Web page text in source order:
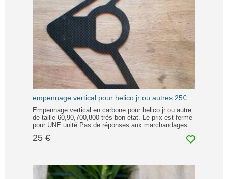
empennage vertical pour helico jr ou autres 25€
Empennage vertical en carbone pour helico jr ou autre
de taille 60,90,700,800 très bon état. Le prix est ferme
pour UNE unité.Pas de réponses aux marchandages.
25 €